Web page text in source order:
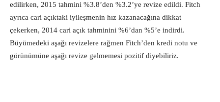
edilirken, 2015 tahmini %3.8’den %3.2’ye revize edildi. Fitch
ayrıca cari açıktaki iyileşmenin hız kazanacağına dikkat
çekerken, 2014 cari açık tahminini %6’dan %5’e indirdi.
Büyümedeki aşağı revizelere rağmen Fitch’den kredi notu ve
görünümüne aşağı revize gelmemesi pozitif diyebiliriz.